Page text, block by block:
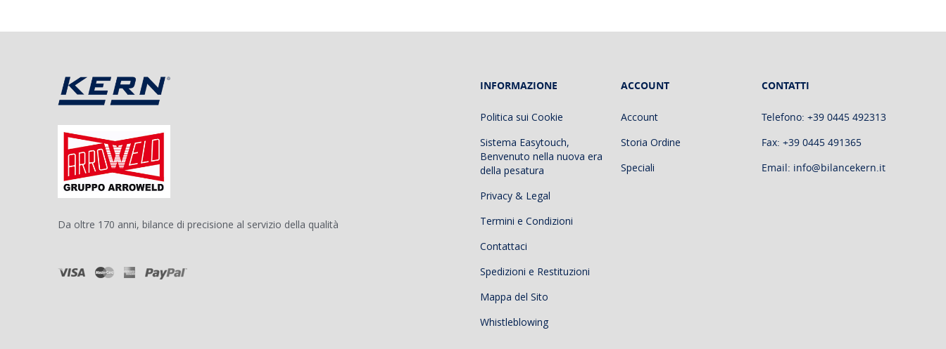
Da oltre 170 anni, bilance di precisione al servizio della qualità
INFORMAZIONE
Politica sui Cookie
Sistema Easytouch,
Benvenuto nella nuova era
della pesatura
Privacy & Legal
Termini e Condizioni
Contattaci
Spedizioni e Restituzioni
Mappa del Sito
Whistleblowing
ACCOUNT
Account
Storia Ordine
Speciali
CONTATTI
Telefono: +39 0445 492313
Fax: +39 0445 491365
Email: info@bilancekern.it